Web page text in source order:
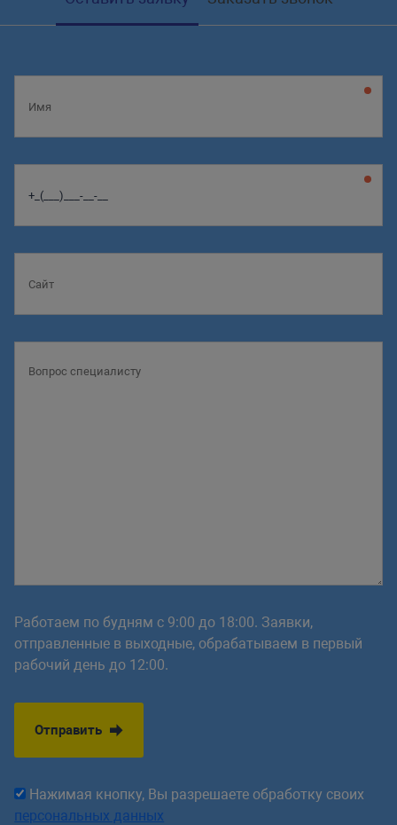
Работаем по будням с 9:00 до 18:00. Заявки,
отправленные в выходные, обрабатываем в первый
рабочий день до 12:00.
Отправить
Нажимая кнопку, Вы разрешаете обработку своих
персональных данных